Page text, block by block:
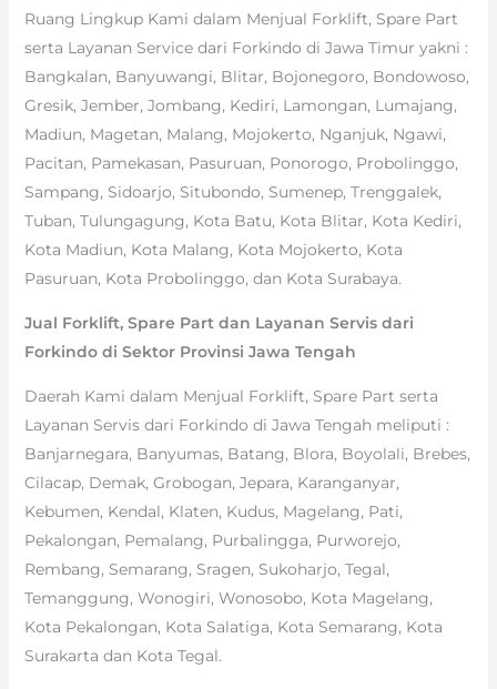
Ruang Lingkup Kami dalam Menjual Forklift, Spare Part
serta Layanan Service dari Forkindo di Jawa Timur yakni :
Bangkalan, Banyuwangi, Blitar, Bojonegoro, Bondowoso,
Gresik, Jember, Jombang, Kediri, Lamongan, Lumajang,
Madiun, Magetan, Malang, Mojokerto, Nganjuk, Ngawi,
Pacitan, Pamekasan, Pasuruan, Ponorogo, Probolinggo,
Sampang, Sidoarjo, Situbondo, Sumenep, Trenggalek,
Tuban, Tulungagung, Kota Batu, Kota Blitar, Kota Kediri,
Kota Madiun, Kota Malang, Kota Mojokerto, Kota
Pasuruan, Kota Probolinggo, dan Kota Surabaya.
Jual Forklift, Spare Part dan Layanan Servis dari
Forkindo di Sektor Provinsi Jawa Tengah
Daerah Kami dalam Menjual Forklift, Spare Part serta
Layanan Servis dari Forkindo di Jawa Tengah meliputi :
Banjarnegara, Banyumas, Batang, Blora, Boyolali, Brebes,
Cilacap, Demak, Grobogan, Jepara, Karanganyar,
Kebumen, Kendal, Klaten, Kudus, Magelang, Pati,
Pekalongan, Pemalang, Purbalingga, Purworejo,
Rembang, Semarang, Sragen, Sukoharjo, Tegal,
Temanggung, Wonogiri, Wonosobo, Kota Magelang,
Kota Pekalongan, Kota Salatiga, Kota Semarang, Kota
Surakarta dan Kota Tegal.